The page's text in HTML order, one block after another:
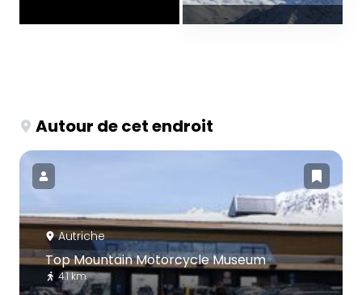
Autour de cet endroit
Autriche
Top Mountain Motorcycle Museum
4.1 km